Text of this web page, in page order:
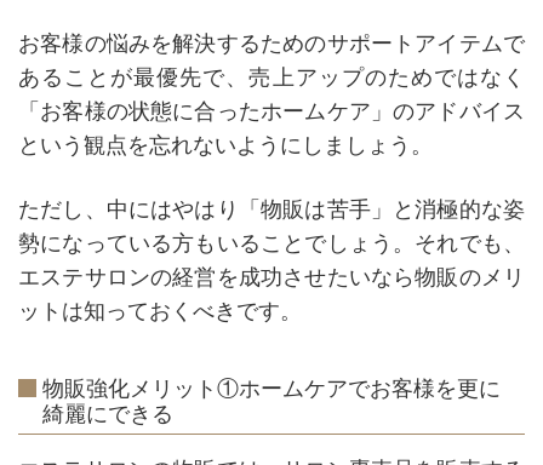
お客様の悩みを解決するためのサポートアイテムで
あることが最優先で、売上アップのためではなく
「お客様の状態に合ったホームケア」のアドバイス
という観点を忘れないようにしましょう。
ただし、中にはやはり「物販は苦手」と消極的な姿
勢になっている方もいることでしょう。それでも、
エステサロンの経営を成功させたいなら物販のメリ
ットは知っておくべきです。
物販強化メリット①ホームケアでお客様を更に
綺麗にできる